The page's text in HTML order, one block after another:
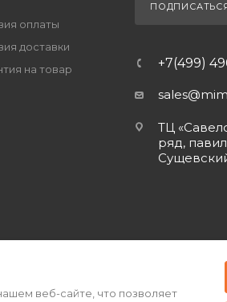
оплаты
доставки
на товар
+7(499)
ТЦ
ряд,
веб-сайте, что позволяет